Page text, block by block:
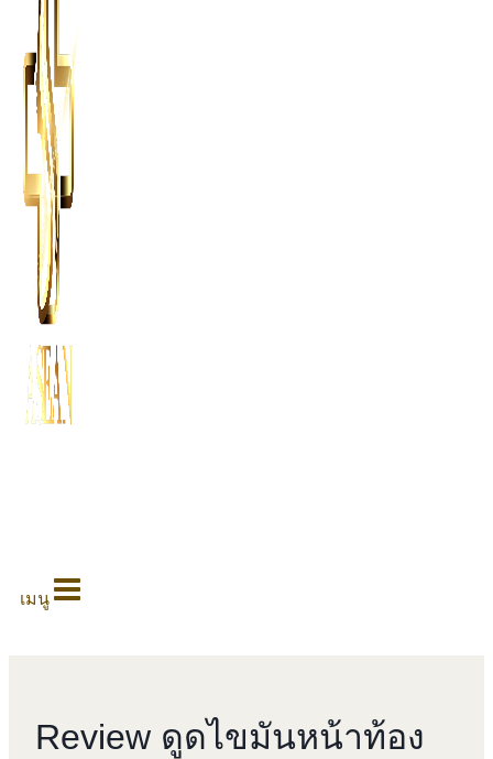
เมนู
Review ดูดไขมันหน้าท้อง